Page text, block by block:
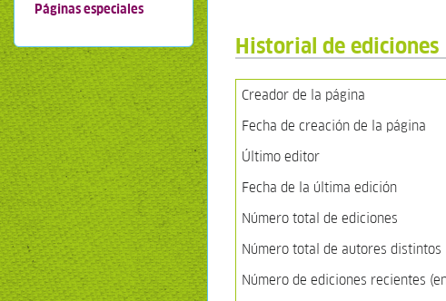
Historial de ediciones
Creador de la página
Fecha de creación de la página
Último editor
Fecha de la última edición
Número total de ediciones
Número total de autores distintos
Número de ediciones recientes
Páginas especiales